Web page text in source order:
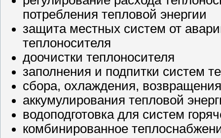
потребления тепловой энергии
защита местных систем от
теплоносителя
доочистки теплоносителя
заполнения и подпитки систем
сбора, охлаждения, возвращения
аккумулирования тепловой
водоподготовка для систем
комбинированное